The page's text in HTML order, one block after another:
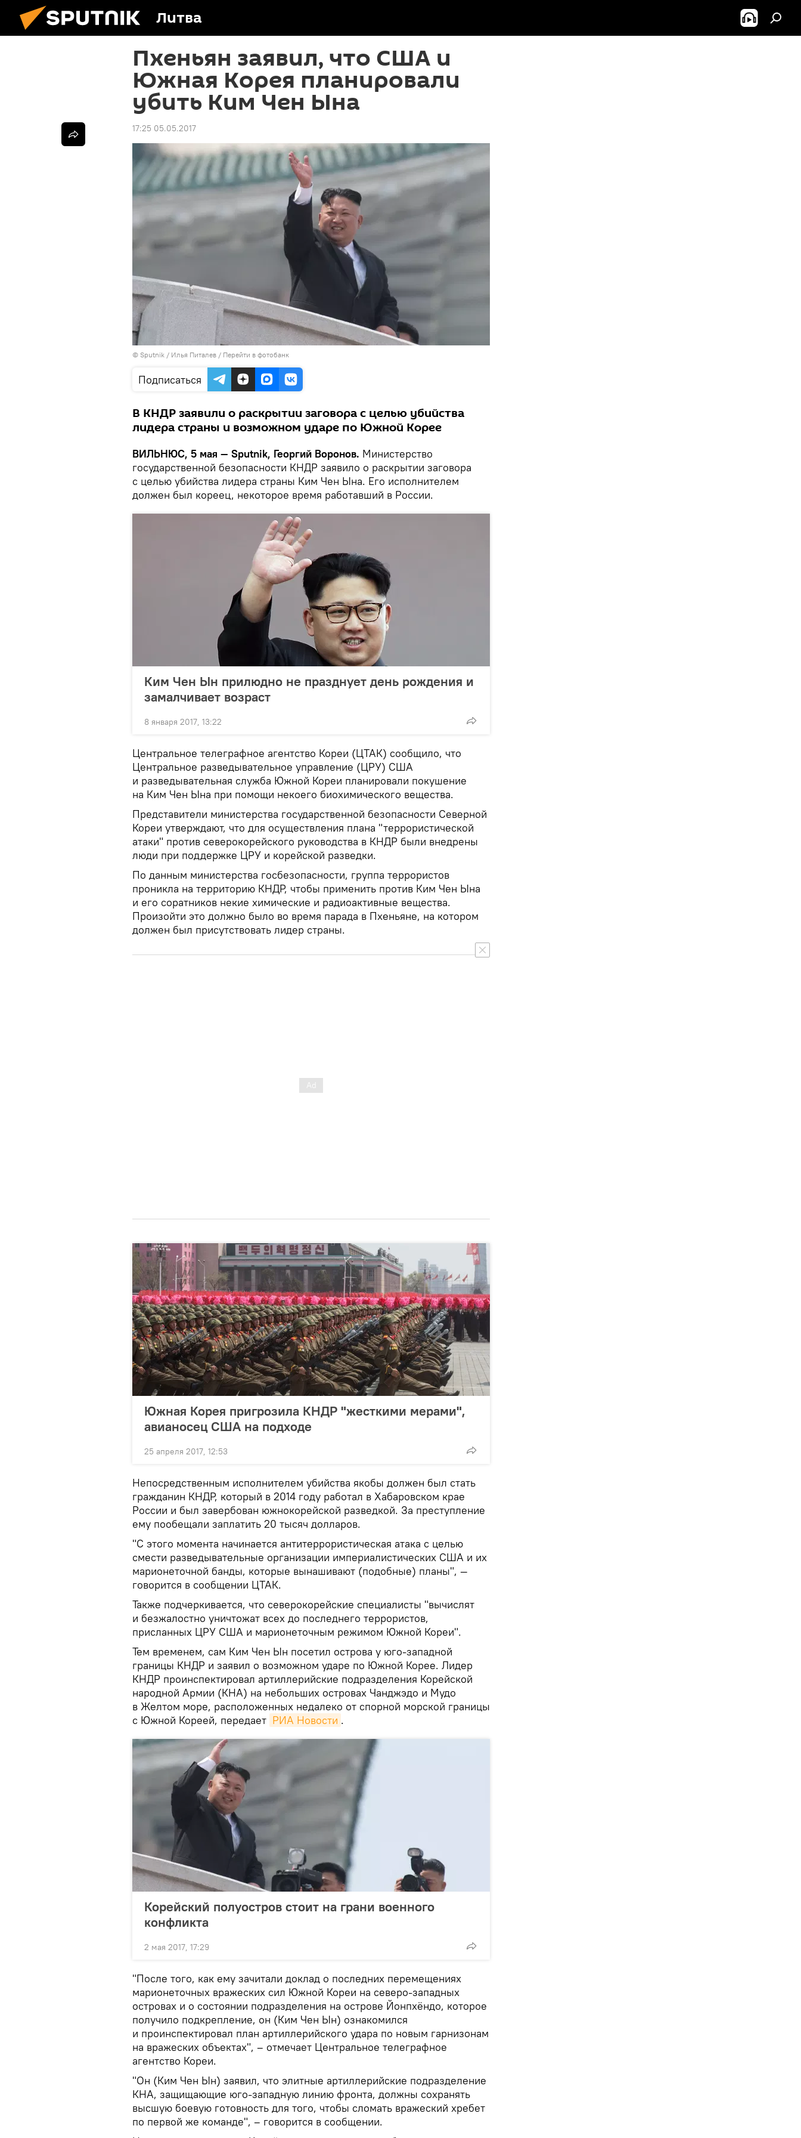
Литва
Пхеньян заявил, что США и
Южная Корея планировали
убить Ким Чен Ына
17:25 05.05.2017
© Sputnik / Илья Питалев / Перейти в фотобанк
Подписаться
В КНДР заявили о раскрытии заговора с целью убийства
лидера страны и возможном ударе по Южной Корее
ВИЛЬНЮС, 5 мая — Sputnik, Георгий Воронов. Министерство
государственной безопасности КНДР заявило о раскрытии заговора
с целью убийства лидера страны Ким Чен Ына. Его исполнителем
должен был кореец, некоторое время работавший в России.
Ким Чен Ын прилюдно не празднует день рождения и
замалчивает возраст
8 января 2017, 13:22
Центральное телеграфное агентство Кореи (ЦТАК) сообщило, что
Центральное разведывательное управление (ЦРУ) США
и разведывательная служба Южной Кореи планировали покушение
на Ким Чен Ына при помощи некоего биохимического вещества.
Представители министерства государственной безопасности Северной
Кореи утверждают, что для осуществления плана "террористической
атаки" против северокорейского руководства в КНДР были внедрены
люди при поддержке ЦРУ и корейской разведки.
По данным министерства госбезопасности, группа террористов
проникла на территорию КНДР, чтобы применить против Ким Чен Ына
и его соратников некие химические и радиоактивные вещества.
Произойти это должно было во время парада в Пхеньяне, на котором
должен был присутствовать лидер страны.
Южная Корея пригрозила КНДР "жесткими мерами",
авианосец США на подходе
25 апреля 2017, 12:53
Непосредственным исполнителем убийства якобы должен был стать
гражданин КНДР, который в 2014 году работал в Хабаровском крае
России и был завербован южнокорейской разведкой. За преступление
ему пообещали заплатить 20 тысяч долларов.
"С этого момента начинается антитеррористическая атака с целью
смести разведывательные организации империалистических США и их
марионеточной банды, которые вынашивают (подобные) планы", —
говорится в сообщении ЦТАК.
Также подчеркивается, что северокорейские специалисты "вычислят
и безжалостно уничтожат всех до последнего террористов,
присланных ЦРУ США и марионеточным режимом Южной Кореи".
Тем временем, сам Ким Чен Ын посетил острова у юго-западной
границы КНДР и заявил о возможном ударе по Южной Корее. Лидер
КНДР проинспектировал артиллерийские подразделения Корейской
народной Армии (КНА) на небольших островах Чанджэдо и Мудо
в Желтом море, расположенных недалеко от спорной морской границы
с Южной Кореей, передает РИА Новости .
Корейский полуостров стоит на грани военного
конфликта
2 мая 2017, 17:29
"После того, как ему зачитали доклад о последних перемещениях
марионеточных вражеских сил Южной Кореи на северо-западных
островах и о состоянии подразделения на острове Йонпхёндо, которое
получило подкрепление, он (Ким Чен Ын) ознакомился
и проинспектировал план артиллерийского удара по новым гарнизонам
на вражеских объектах", – отмечает Центральное телеграфное
агентство Кореи.
"Он (Ким Чен Ын) заявил, что элитные артиллерийские подразделение
КНА, защищающие юго-западную линию фронта, должны сохранять
высшую боевую готовность для того, чтобы сломать вражеский хребет
по первой же команде", – говорится в сообщении.